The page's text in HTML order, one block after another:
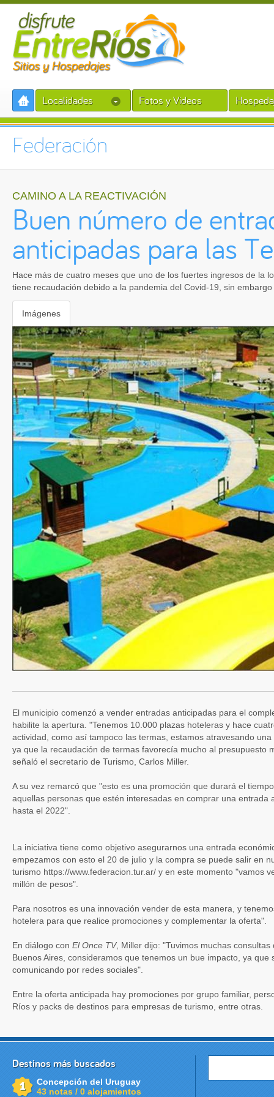
Localidades Fotos y Videos
Federación
CAMINO A LA REACTIVACIÓN
Buen número de
anticipadas para las
Hace más de cuatro meses que uno de los fuertes ingresos de la
tiene recaudación debido a la pandemia del Covid-19, sin
Imágenes
El municipio comenzó a vender entradas anticipadas para el
habilite la apertura. "Tenemos 10.000 plazas hoteleras y hace
actividad, como así tampoco las termas, estamos atravesando
ya que la recaudación de termas favorecía mucho al presupuesto
señaló el secretario de Turismo, Carlos Miller.
A su vez remarcó que "esto es una promoción que durará el
aquellas personas que estén interesadas en comprar una entrada
hasta el 2022".
La iniciativa tiene como objetivo asegurarnos una entrada
empezamos con esto el 20 de julio y la compra se puede salir en
turismo https://www.federacion.tur.ar/ y en este momento "vamos
millón de pesos".
Para nosotros es una innovación vender de esta manera, y
hotelera para que realice promociones y complementar la oferta".
En diálogo con El Once TV, Miller dijo: "Tuvimos muchas
Buenos Aires, consideramos que tenemos un bue impacto, ya que
comunicando por redes sociales".
Entre la oferta anticipada hay promociones por grupo familiar,
Ríos y packs de destinos para empresas de turismo, entre otras.
Destinos más buscados
Concepción del Uruguay
43 notas / 0 alojamientos